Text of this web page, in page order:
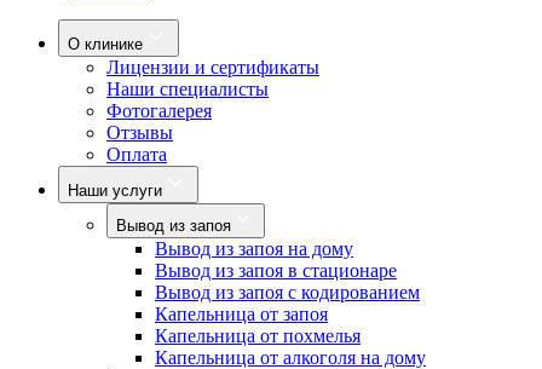
О клинике
Лицензии и сертификаты
Наши специалисты
Фотогалерея
Отзывы
Оплата
Наши услуги
Вывод из запоя
Вывод из запоя на дому
Вывод из запоя в стационаре
Вывод из запоя с кодированием
Капельница от запоя
Капельница от похмелья
Капельница от алкоголя на дому